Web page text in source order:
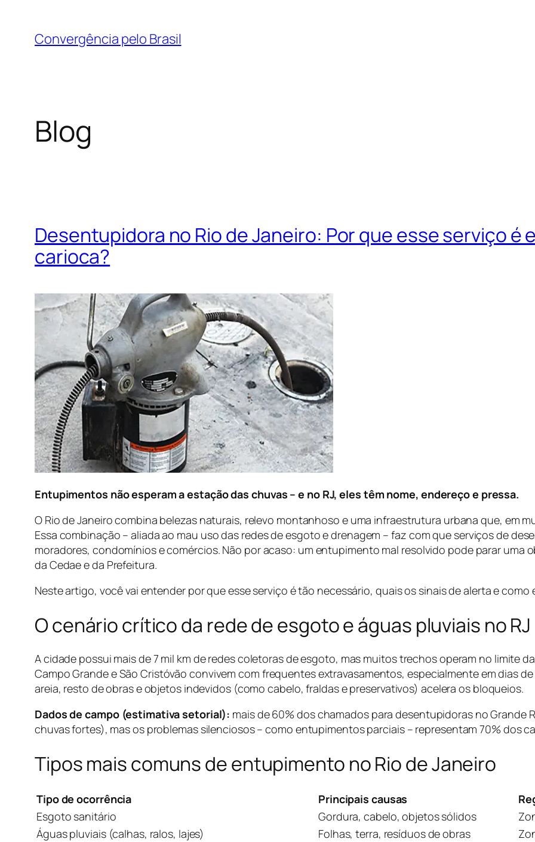
Convergência pelo Brasil
Blog
Desentupidora no Rio de Janeiro: Por que esse serviço é
carioca?
Entupimentos não esperam a estação das chuvas – e no RJ, eles têm nome, endereço e pressa.
O Rio de Janeiro combina belezas naturais, relevo montanhoso e uma infraestrutura urbana que, em
Essa combinação – aliada ao mau uso das redes de esgoto e drenagem – faz com que serviços de
moradores, condomínios e comércios. Não por acaso: um entupimento mal resolvido pode parar uma
da Cedae e da Prefeitura.
Neste artigo, você vai entender por que esse serviço é tão necessário, quais os sinais de alerta e
O cenário crítico da rede de esgoto e águas pluviais no RJ
A cidade possui mais de 7 mil km de redes coletoras de esgoto, mas muitos trechos operam no limite
Campo Grande e São Cristóvão convivem com frequentes extravasamentos, especialmente em dias
areia, resto de obras e objetos indevidos (como cabelo, fraldas e preservativos) acelera os bloqueios.
Dados de campo (estimativa setorial): mais de 60% dos chamados para desentupidoras no Grande
chuvas fortes), mas os problemas silenciosos – como entupimentos parciais – representam 70% dos
Tipos mais comuns de entupimento no Rio de Janeiro
Tipo de ocorrência Principais causas
Esgoto sanitário
Gordura, cabelo, objetos sólidos
Águas pluviais (calhas, ralos, lajes)
Folhas, terra, resíduos de obras